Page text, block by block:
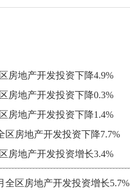
房地产开发投资下降4.9%
房地产开发投资下降0.3%
房地产开发投资下降1.4%
区房地产开发投资下降7.7%
房地产开发投资增长3.4%
全区房地产开发投资增长5.7%